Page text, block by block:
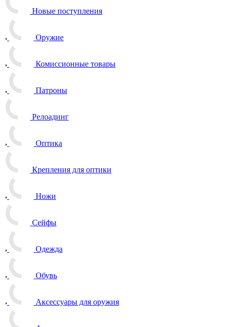
Новые поступления
Оружие
Комиссионные товары
Патроны
Релоадинг
Оптика
Крепления для оптики
Ножи
Сейфы
Одежда
Обувь
Аксессуары для оружия